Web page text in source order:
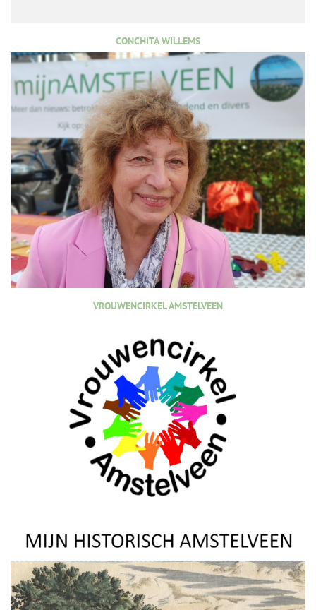
CONCHITA WILLEMS
VROUWENCIRKEL AMSTELVEEN